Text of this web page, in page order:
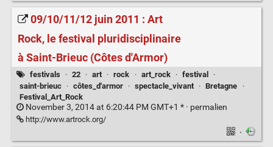
09/10/11/12 juin 2011 : Art
Rock, le festival pluridisciplinaire
à Saint-Brieuc (Côtes d'Armor)
festivals · 22 · art · rock · art_rock · festival
·
saint-brieuc
· côtes_d'armor · spectacle_vivant · Bretagne
·
Festival_Art_Rock
November 3, 2014 at 6:20:44 PM GMT+1 * · permalien
http://www.artrock.org/
·